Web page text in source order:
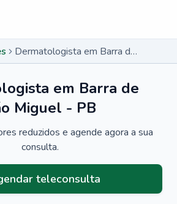
Dermatologista em Barra de São Miguel - PB
em Barra de
Miguel - PB
reduzidos e agende agora a sua
consulta.
teleconsulta